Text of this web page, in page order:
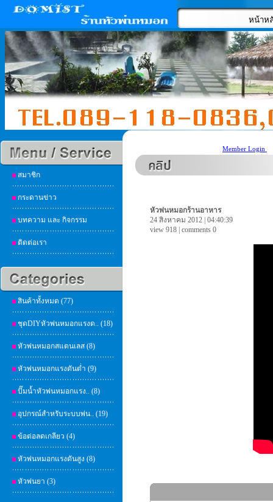
หน้าห
สมาชิก
กระดานข่าว
บทความ และ กิจกรรม
ติดต่อเรา
สินค้าทั้งหมด (77)
ชุดDIYหัวพ่นหมอกแรงด.. (18)
หัวพ่นหมอกสแตนเลส (8)
หัวพ่นหมอกแรงดันต่ำ (9)
ปั๊มน้ำหัวพ่นหมอกแรง.. (8)
อุปกรณ์สำหรับระบบพ่น.. (19)
ข้อต่อลดเกลียว (4)
หัวพ่นหมอกแรงดันสูง (8)
หัวพ่นยา (3)
Member Login
หัวพ่นหมอกร้านอาหาร
24 สิงหาคม 2012 | 04:40:39
view 918 | comments 0